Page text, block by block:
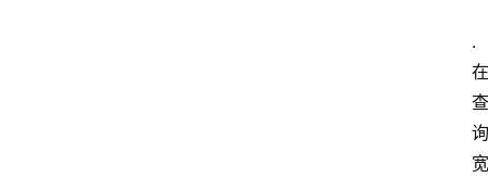
.
在
查
询
宽